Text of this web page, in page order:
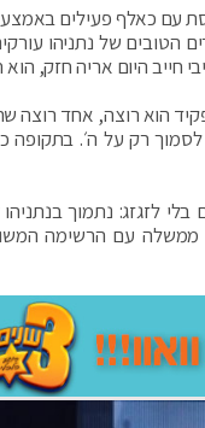
עם כאלף פעילים
הטובים של נתניהו
חייב היום אריה חזק,
הוא רוצה, אחד
רק על ה׳. בתקופה
לזגזג: נתמוך
עם הרשימה